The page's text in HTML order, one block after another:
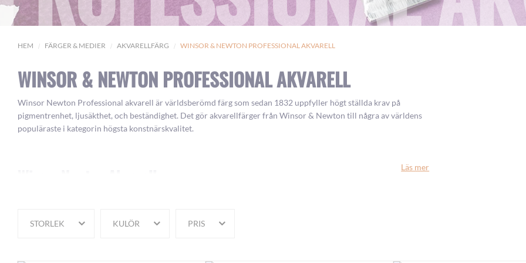
HEM FÄRGER & MEDIER AKVARELLFÄRG WINSOR & NEWTON PROFESSIONAL AKVARELL
WINSOR & NEWTON PROFESSIONAL AKVARELL
Winsor Newton Professional akvarell är världsberömd färg som sedan 1832 uppfyller högt ställda krav på
pigmentrenhet, ljusäkthet, och beständighet. Det gör akvarellfärger från Winsor & Newton till några av världens
populäraste i kategorin högsta konstnärskvalitet.
Läs mer
STORLEK KULÖR PRIS